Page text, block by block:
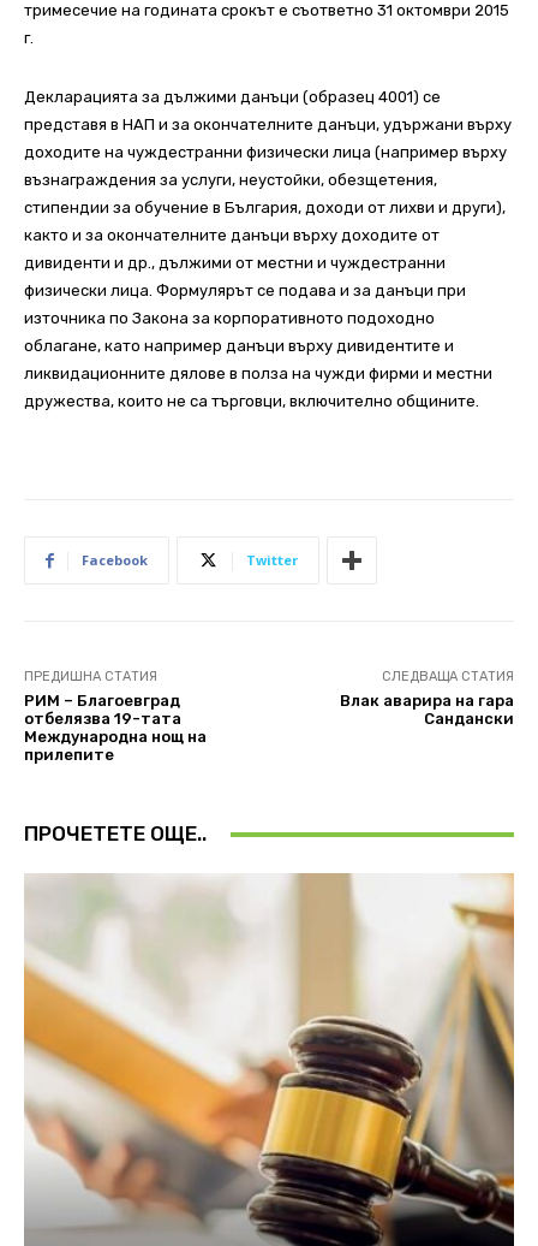
тримесечие на годината срокът е съответно 31 октомври 2015
г.
Декларацията за дължими данъци (образец 4001) се
представя в НАП и за окончателните данъци, удържани върху
доходите на чуждестранни физически лица (например върху
възнаграждения за услуги, неустойки, обезщетения,
стипендии за обучение в България, доходи от лихви и други),
както и за окончателните данъци върху доходите от
дивиденти и др., дължими от местни и чуждестранни
физически лица. Формулярът се подава и за данъци при
източника по Закона за корпоративното подоходно
облагане, като например данъци върху дивидентите и
ликвидационните дялове в полза на чужди фирми и местни
дружества, които не са търговци, включително общините.
Facebook Twitter
ПРЕДИШНА СТАТИЯ
РИМ – Благоевград
отбелязва 19-тата
Международна нощ на
прилепите
СЛЕДВАЩА СТАТИЯ
Влак аварира на гара
Сандански
ПРОЧЕТЕТЕ ОЩЕ..